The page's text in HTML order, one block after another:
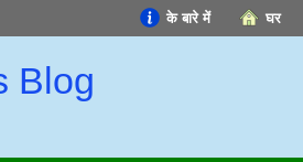
घर
के बारे में
Blog